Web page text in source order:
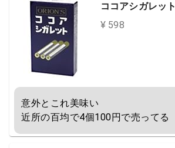
ココアシガレット
¥ 598
意外とこれ美味い
近所の百均で4個100円で売ってる